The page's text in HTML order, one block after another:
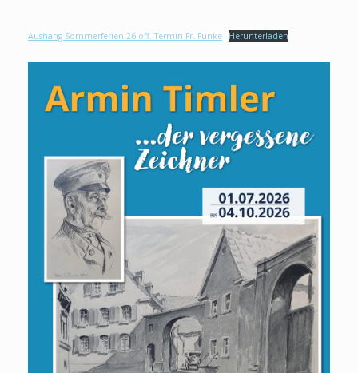
Aushang Sommerferien 26 off. Termin Fr. Funke Herunterladen